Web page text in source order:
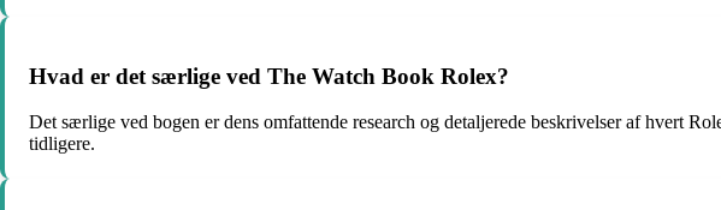
Hvad er det særlige ved The Watch Book Rolex?
Det særlige ved bogen er dens omfattende research og detaljerede beskrivelser af hvert
tidligere.